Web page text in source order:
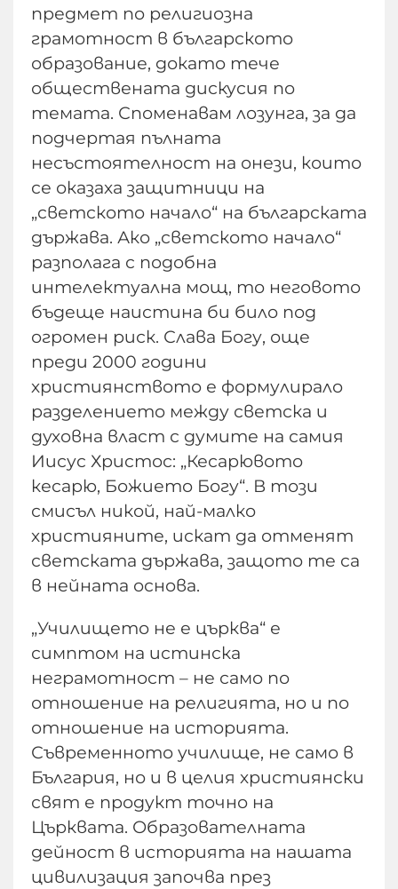
предмет по религиозна
грамотност в българското
образование, докато тече
обществената дискусия по
темата. Споменавам лозунга, за да
подчертая пълната
несъстоятелност на онези, които
се оказаха защитници на
„светското начало“ на българската
държава. Ако „светското начало“
разполага с подобна
интелектуална мощ, то неговото
бъдеще наистина би било под
огромен риск. Слава Богу, още
преди 2000 години
християнството е формулирало
разделението между светска и
духовна власт с думите на самия
Иисус Христос: „Кесарювото
кесарю, Божието Богу“. В този
смисъл никой, най-малко
християните, искат да отменят
светската държава, защото те са
в нейната основа.
„Училището не е църква“ е
симптом на истинска
неграмотност – не само по
отношение на религията, но и по
отношение на историята.
Съвременното училище, не само в
България, но и в целия християнски
свят е продукт точно на
Църквата. Образователната
дейност в историята на нашата
цивилизация започва през